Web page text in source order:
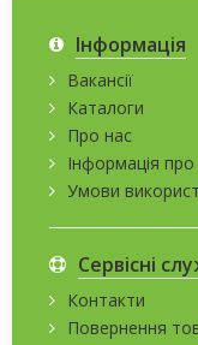
Інформація
Вакансії
Каталоги
Про нас
Інформація
Умови
Сервісні
Контакти
Повернення